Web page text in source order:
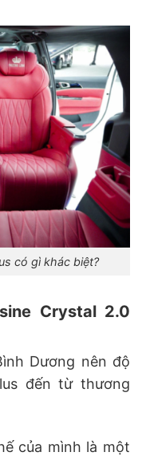
có gì khác biệt?
Crystal 2.0
Dương nên độ
đến từ thương
của mình là một